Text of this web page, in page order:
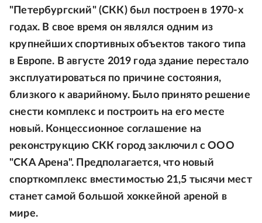
"Петербургский" (СКК) был построен в 1970-х
годах. В свое время он являлся одним из
крупнейших спортивных объектов такого типа
в Европе. В августе 2019 года здание перестало
эксплуатироваться по причине состояния,
близкого к аварийному. Было принято решение
снести комплекс и построить на его месте
новый. Концессионное соглашение на
реконструкцию СКК город заключил с ООО
"СКА Арена". Предполагается, что новый
спорткомплекс вместимостью 21,5 тысячи мест
станет самой большой хоккейной ареной в
мире.